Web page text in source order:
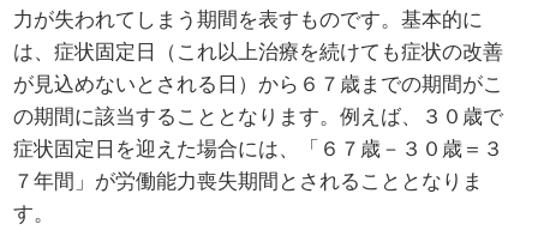
力が失われてしまう期間を表すものです。基本的に
は、症状固定日（これ以上治療を続けても症状の改善
が見込めないとされる日）から６７歳までの期間がこ
の期間に該当することとなります。例えば、３０歳で
症状固定日を迎えた場合には、「６７歳－３０歳＝３
７年間」が労働能力喪失期間とされることとなりま
す。